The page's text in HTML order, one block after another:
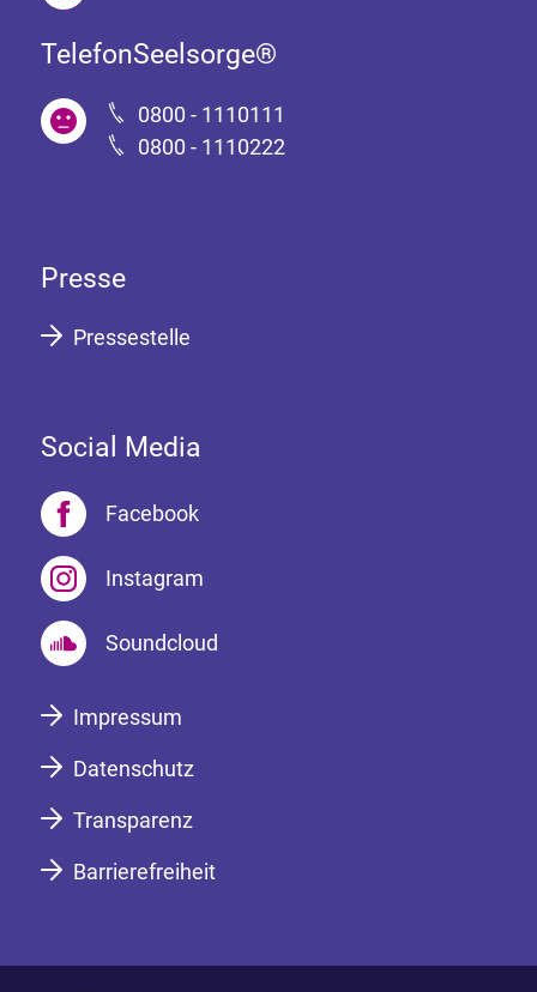
TelefonSeelsorge®
0800 - 1110111
0800 - 1110222
Presse
Pressestelle
Social Media
Facebook
Instagram
Soundcloud
Impressum
Datenschutz
Transparenz
Barrierefreiheit